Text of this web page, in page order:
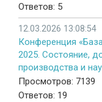
Ответов: 5
12.03.2026 13:08:54
Конференция
2025. Состояние,
производства и
Просмотров: 7139
Ответов: 19